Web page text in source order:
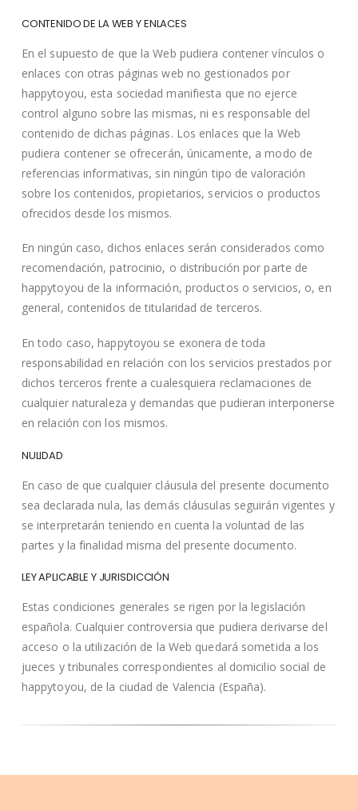
CONTENIDO DE LA WEB Y ENLACES
En el supuesto de que la Web pudiera contener vínculos o
enlaces con otras páginas web no gestionados por
happytoyou, esta sociedad manifiesta que no ejerce
control alguno sobre las mismas, ni es responsable del
contenido de dichas páginas. Los enlaces que la Web
pudiera contener se ofrecerán, únicamente, a modo de
referencias informativas, sin ningún tipo de valoración
sobre los contenidos, propietarios, servicios o productos
ofrecidos desde los mismos.
En ningún caso, dichos enlaces serán considerados como
recomendación, patrocinio, o distribución por parte de
happytoyou de la información, productos o servicios, o, en
general, contenidos de titularidad de terceros.
En todo caso, happytoyou se exonera de toda
responsabilidad en relación con los servicios prestados por
dichos terceros frente a cualesquiera reclamaciones de
cualquier naturaleza y demandas que pudieran interponerse
en relación con los mismos.
NULIDAD
En caso de que cualquier cláusula del presente documento
sea declarada nula, las demás cláusulas seguirán vigentes y
se interpretarán teniendo en cuenta la voluntad de las
partes y la finalidad misma del presente documento.
LEY APLICABLE Y JURISDICCIÓN
Estas condiciones generales se rigen por la legislación
española. Cualquier controversia que pudiera derivarse del
acceso o la utilización de la Web quedará sometida a los
jueces y tribunales correspondientes al domicilio social de
happytoyou, de la ciudad de Valencia (España).